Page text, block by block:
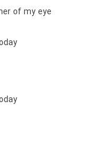
of my eye